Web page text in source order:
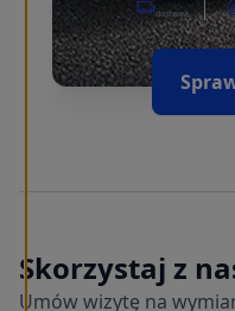
dostawa
Skorzystaj z
Umów wizytę na